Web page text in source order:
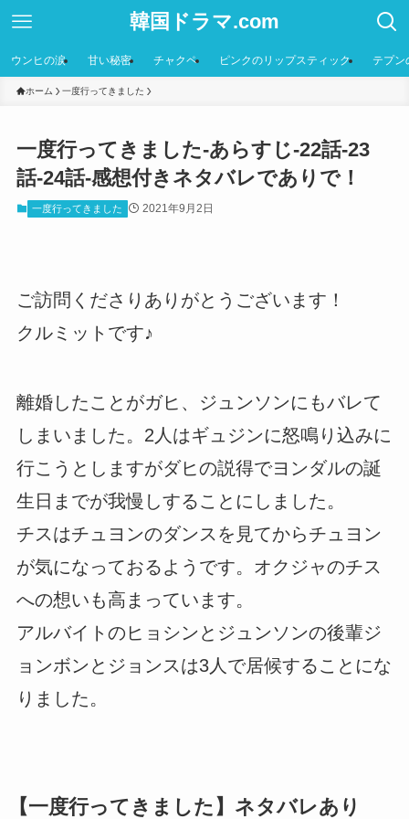
韓国ドラマ.com
ウンヒの涙 甘い秘密 チャクペ ピンクのリップスティック テプン
ホーム 一度行ってきました
一度行ってきました-あらすじ-22話-23
話-24話-感想付きネタバレでありで！
一度行ってきました 2021年9月2日
ご訪問くださりありがとうございます！
クルミットです♪
離婚したことがガヒ、ジュンソンにもバレて
しまいました。2人はギュジンに怒鳴り込みに
行こうとしますがダヒの説得でヨンダルの誕
生日までが我慢しすることにしました。
チスはチュヨンのダンスを見てからチュヨン
が気になっておるようです。オクジャのチス
への想いも高まっています。
アルバイトのヒョシンとジュンソンの後輩ジ
ョンボンとジョンスは3人で居候することにな
りました。
【一度行ってきました】ネタバレあり